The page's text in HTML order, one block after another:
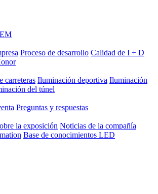
Proceso de desarrollo Calidad de I + D
carreteras Iluminación deportiva Iluminación
del túnel
Preguntas y respuestas
la exposición Noticias de la compañía
Base de conocimientos LED